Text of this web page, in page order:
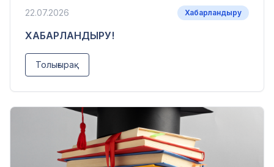
22.07.2026 Хабарландыру
ХАБАРЛАНДЫРУ!
Толығырақ